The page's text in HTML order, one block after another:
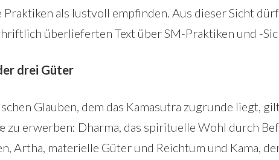
als lustvoll empfinden. Aus dieser Sicht
überlieferten Text über SM-Praktiken und -
drei Güter
Glauben, dem das Kamasutra zugrunde liegt,
zu erwerben: Dharma, das spirituelle Wohl durch
Artha, materielle Güter und Reichtum und Kama,